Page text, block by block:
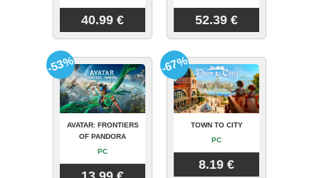
40.99 € 52.39 €
AVATAR: FRONTIERS
OF PANDORA
PC
-53%
TOWN TO CITY
PC
8.19 €
-67%